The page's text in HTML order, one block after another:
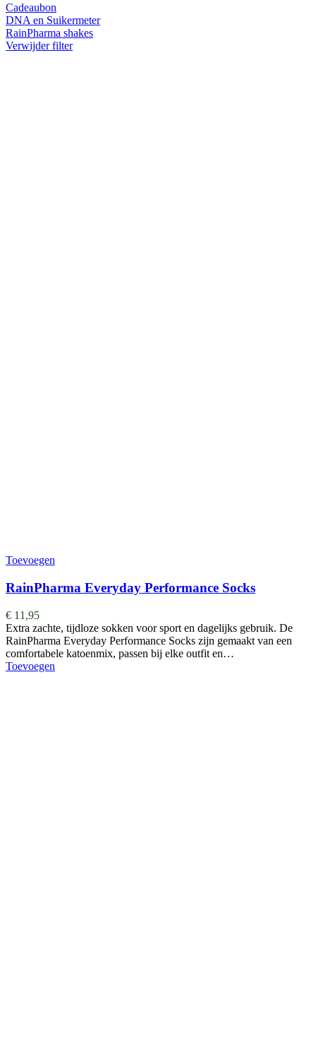
Cadeaubon
DNA en Suikermeter
RainPharma shakes
Verwijder filter
Toevoegen
RainPharma Everyday Performance Socks
€ 11,95
Extra zachte, tijdloze sokken voor sport en dagelijks gebruik. De
RainPharma Everyday Performance Socks zijn gemaakt van een
comfortabele katoenmix, passen bij elke outfit en…
Toevoegen